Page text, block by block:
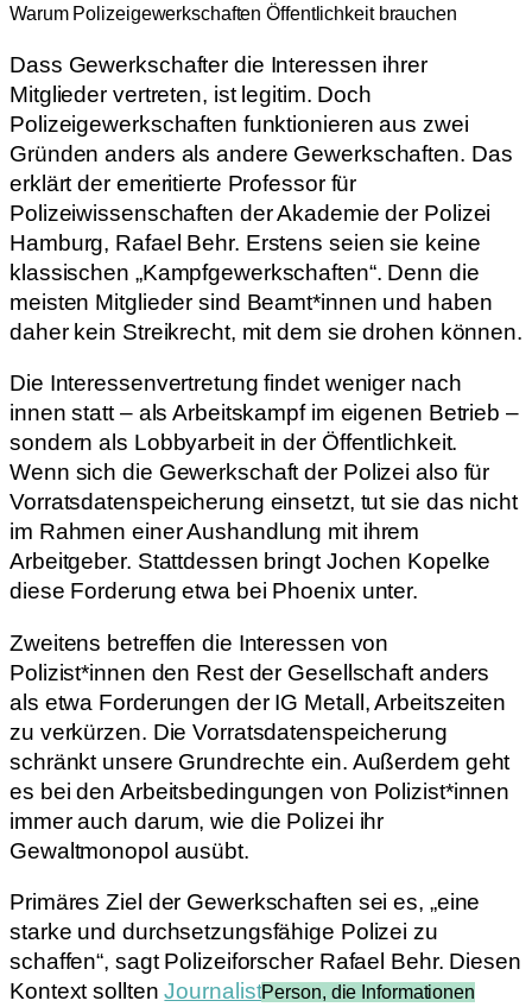
Warum Polizeigewerkschaften Öffentlichkeit brauchen
Dass Gewerkschafter die Interessen ihrer
Mitglieder vertreten, ist legitim. Doch
Polizeigewerkschaften funktionieren aus zwei
Gründen anders als andere Gewerkschaften. Das
erklärt der emeritierte Professor für
Polizeiwissenschaften der Akademie der Polizei
Hamburg, Rafael Behr. Erstens seien sie keine
klassischen „Kampfgewerkschaften“. Denn die
meisten Mitglieder sind Beamt*innen und haben
daher kein Streikrecht, mit dem sie drohen können.
Die Interessenvertretung findet weniger nach
innen statt – als Arbeitskampf im eigenen Betrieb –
sondern als Lobbyarbeit in der Öffentlichkeit.
Wenn sich die Gewerkschaft der Polizei also für
Vorratsdatenspeicherung einsetzt, tut sie das nicht
im Rahmen einer Aushandlung mit ihrem
Arbeitgeber. Stattdessen bringt Jochen Kopelke
diese Forderung etwa bei Phoenix unter.
Zweitens betreffen die Interessen von
Polizist*innen den Rest der Gesellschaft anders
als etwa Forderungen der IG Metall, Arbeitszeiten
zu verkürzen. Die Vorratsdatenspeicherung
schränkt unsere Grundrechte ein. Außerdem geht
es bei den Arbeitsbedingungen von Polizist*innen
immer auch darum, wie die Polizei ihr
Gewaltmonopol ausübt.
Primäres Ziel der Gewerkschaften sei es, „eine
starke und durchsetzungsfähige Polizei zu
schaffen“, sagt Polizeiforscher Rafael Behr. Diesen
Kontext solltenJournalistPerson, die Informationen